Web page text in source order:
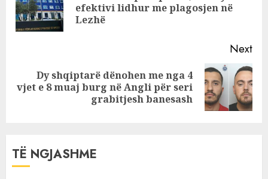
Gacajn
efektivi lidhur me plagosjen në
Lezhë
Next
Next
Dy shqiptarë dënohen me nga 4
vjet e 8 muaj burg në Angli për seri
grabitjesh banesash
TË NGJASHME